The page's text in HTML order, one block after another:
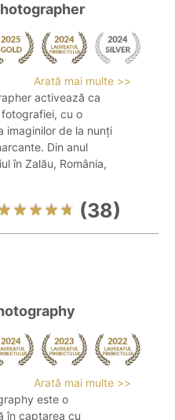
Arată mai multe >>
activează ca
cu o
imaginilor de la nunți
Din anul
în Zalău, România,
(38)
Arată mai multe >>
este o
în captarea cu